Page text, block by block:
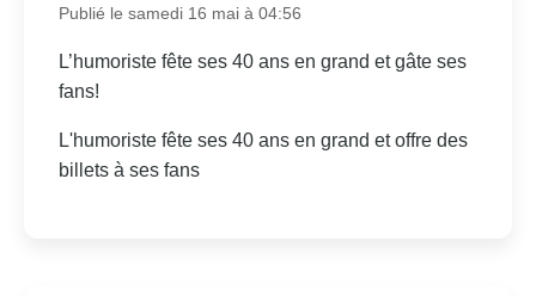
Publié le samedi 16 mai à 04:56
L’humoriste fête ses 40 ans en grand et gâte ses
fans!
L'humoriste fête ses 40 ans en grand et offre des
billets à ses fans